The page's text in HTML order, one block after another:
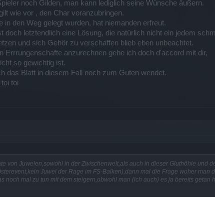
noch Gilden, man kann lediglich seine Wünsche äußern.
wie vor , den Char voranzubringen.
in den Weg gelegt wurden, hat niemanden erfreut.
doch letztendlich eine Lösung, die natürlich nicht ein jedem
und sich Gehör zu verschaffen blieb eben unbeachtet.
Errrungenschafte anzurechnen gehe ich doch d'accord mit dir,
so gewichtig ist.
das Blatt in diesem Fall noch zum Guten wendet.
toi
von Juwelen,sowohl in der Zwischenwelt,als auch in dieser Gluthöhle und
Juwel der Rage im FS-Balken),dann mal die Frage woher man
noch mal zu tun mit dem steigern,obwohl man (ich auch) es ja bereits getan